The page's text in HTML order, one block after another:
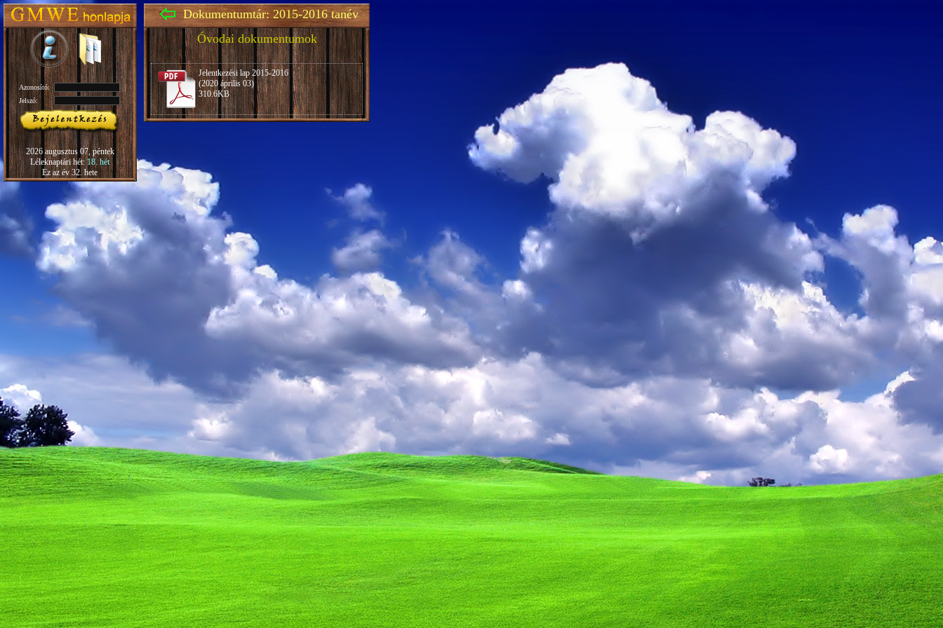
Azonosító:
Jelszó:
2026 augusztus 07, péntek
Léleknaptári hét:18. hét
Ez az év 32. hete
Dokumentumtár: 2015-2016 tanév
Óvodai dokumentumok
Jelentkezési lap 2015-2016
(2020 április 03)
310.6KB